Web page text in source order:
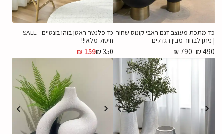
כד מתכת מעוצב דגם ראבי קונוס שחור
| ניתן לבחור מבין הגדלים
₪490
–
₪ 790
כד פלנטר ראטן בוהו בונטיים - SALE
חיסול מלאי!!
₪350
₪ 159